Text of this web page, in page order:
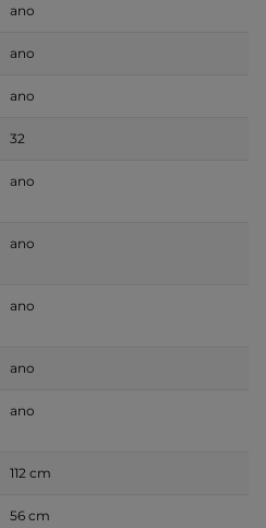
ano
ano
ano
32
ano
ano
ano
ano
ano
112 cm
56 cm